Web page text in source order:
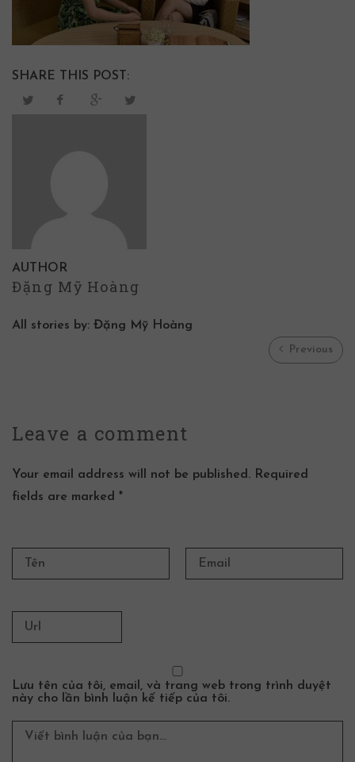
SHARE THIS POST:
AUTHOR
Đặng Mỹ Hoàng
All stories by: Đặng Mỹ Hoàng
Previous
Leave a comment
Your email address will not be published. Required
fields are marked *
Lưu tên của tôi, email, và trang web trong trình duyệt
này cho lần bình luận kế tiếp của tôi.